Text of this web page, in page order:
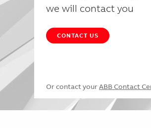
we will contact you
CONTACT US
Or contact your ABB Contact